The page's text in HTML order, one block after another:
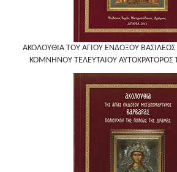
ΑΚΟΛΟΥΘΙΑ ΤΟΥ ΑΓΙΟΥ ΕΝΔΟΞΟΥ
ΚΟΜΝΗΝΟΥ ΤΕΛΕΥΤΑΙΟΥ ΑΥΤΟΚΡΑΤΟΡΟΣ